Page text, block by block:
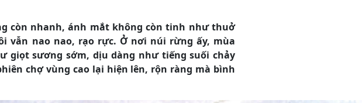
còn nhanh, ánh mắt không còn tinh như thuở
vẫn nao nao, rạo rực. Ở nơi núi rừng ấy, mùa
giọt sương sớm, dịu dàng như tiếng suối chảy
chợ vùng cao lại hiện lên, rộn ràng mà bình